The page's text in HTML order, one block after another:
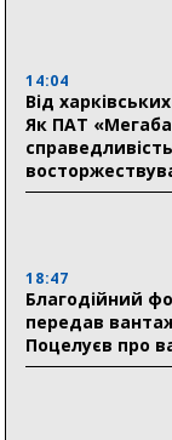
20:41
Пенсійний
на пенсії,
прифронтових
Романько
прифронтової
в Австрії
відновлення
14:04
Від
Як ПАТ
18:47
Благодійний
передав
Поцелуєв про